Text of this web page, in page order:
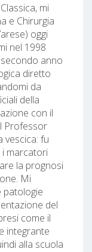
mi
e Chirurgia
oggi
nel 1998
anno
diretto
da
della
con il
Professor
vescica: fu
i marcatori
la prognosi
Mi
patologie
del
come il
integrante
alla scuola